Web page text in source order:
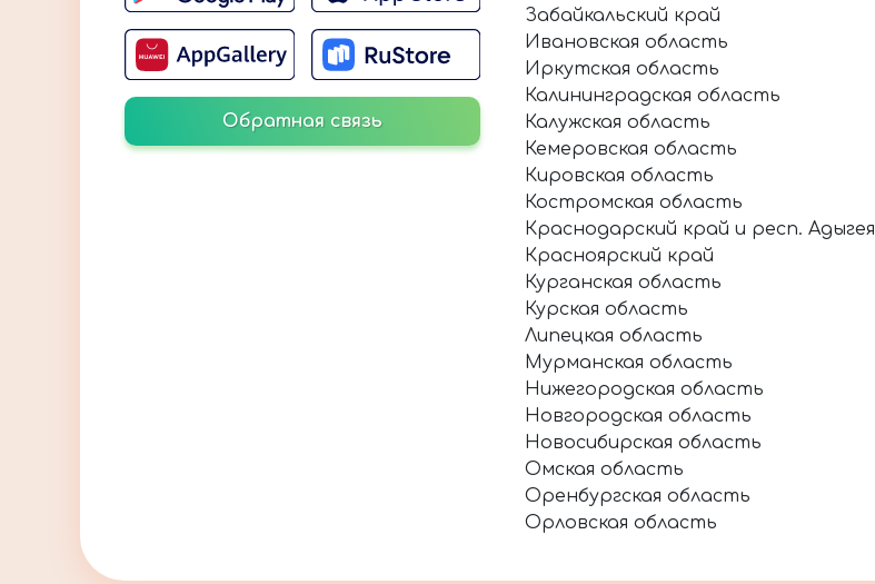
Обратная связь
Забайкальский край
Ивановская область
Иркутская область
Калининградская область
Калужская область
Кемеровская область
Кировская область
Костромская область
Краснодарский край и респ. Адыгея
Красноярский край
Курганская область
Курская область
Липецкая область
Мурманская область
Нижегородская область
Новгородская область
Новосибирская область
Омская область
Оренбургская область
Орловская область